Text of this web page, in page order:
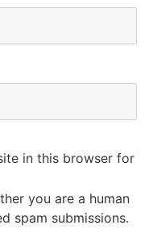
in this browser for
you are a human
spam submissions.